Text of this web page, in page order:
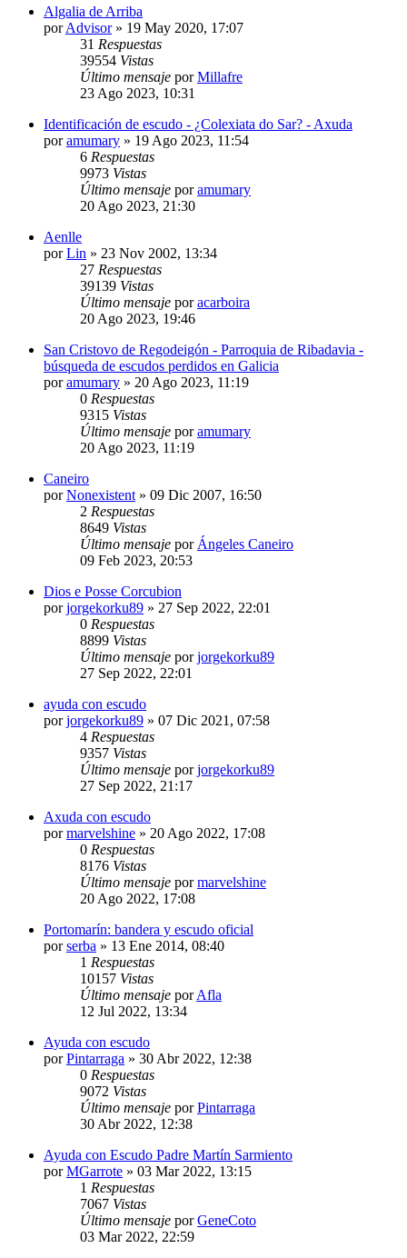
Algalia de Arriba
porAdvisor» 19 May 2020, 17:07
31 Respuestas
39554 Vistas
Último mensaje porMillafre
23 Ago 2023, 10:31
Identificación de escudo - ¿Colexiata do Sar? - Axuda
poramumary » 19 Ago 2023, 11:54
6 Respuestas
9973 Vistas
Último mensaje poramumary
20 Ago 2023, 21:30
Aenlle
porLin » 23 Nov 2002, 13:34
27 Respuestas
39139 Vistas
Último mensaje poracarboira
20 Ago 2023, 19:46
San Cristovo de Regodeigón - Parroquia de Ribadavia -
búsqueda de escudos perdidos en Galicia
poramumary » 20 Ago 2023, 11:19
0 Respuestas
9315 Vistas
Último mensaje poramumary
20 Ago 2023, 11:19
Caneiro
porNonexistent » 09 Dic 2007, 16:50
2 Respuestas
8649 Vistas
Último mensaje por Ángeles Caneiro
09 Feb 2023, 20:53
Dios e Posse Corcubion
porjorgekorku89 » 27 Sep 2022, 22:01
0 Respuestas
8899 Vistas
Último mensaje porjorgekorku89
27 Sep 2022, 22:01
ayuda con escudo
porjorgekorku89 » 07 Dic 2021, 07:58
4 Respuestas
9357 Vistas
Último mensaje porjorgekorku89
27 Sep 2022, 21:17
Axuda con escudo
pormarvelshine » 20 Ago 2022, 17:08
0 Respuestas
8176 Vistas
Último mensaje pormarvelshine
20 Ago 2022, 17:08
Portomarín: bandera y escudo oficial
porserba » 13 Ene 2014, 08:40
1 Respuestas
10157 Vistas
Último mensaje porAfla
12 Jul 2022, 13:34
Ayuda con escudo
porPintarraga » 30 Abr 2022, 12:38
0 Respuestas
9072 Vistas
Último mensaje porPintarraga
30 Abr 2022, 12:38
Ayuda con Escudo Padre Martín Sarmiento
porMGarrote » 03 Mar 2022, 13:15
1 Respuestas
7067 Vistas
Último mensaje porGeneCoto
03 Mar 2022, 22:59